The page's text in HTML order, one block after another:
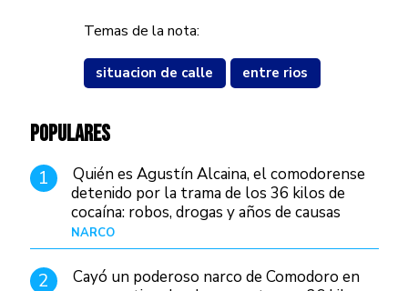
Temas de la nota:
situacion de calle entre rios
POPULARES
1
Quién es Agustín Alcaina, el comodorense
detenido por la trama de los 36 kilos de
cocaína: robos, drogas y años de causas
judiciales
NARCO
2
Cayó un poderoso narco de Comodoro en